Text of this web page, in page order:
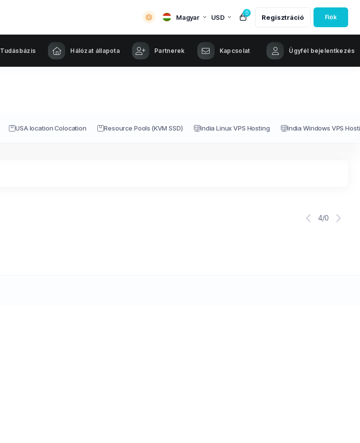
Magyar USD
0
Regisztráció Fiók
Tudásbázis Hálózat állapota Partnerek Kapcsolat Ügyfél bejelentkezés
USA location Colocation Resource Pools (KVM SSD) India Linux VPS Hosting India Windows VPS
4/0